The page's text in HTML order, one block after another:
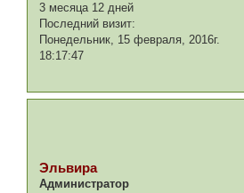
3 месяца 12 дней
Последний визит:
Понедельник, 15 февраля, 2016г.
18:17:47
Эльвира
Администратор